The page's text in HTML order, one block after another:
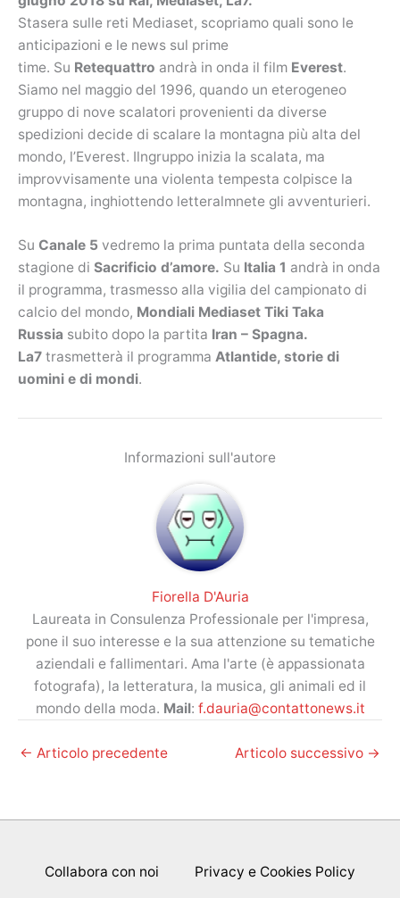
Stasera sulle reti Mediaset, scopriamo quali sono le
anticipazioni e le news sul prime
time. Su Retequattro andrà in onda il film Everest.
Siamo nel maggio del 1996, quando un eterogeneo
gruppo di nove scalatori provenienti da diverse
spedizioni decide di scalare la montagna più alta del
mondo, l’Everest. Ilngruppo inizia la scalata, ma
improvvisamente una violenta tempesta colpisce la
montagna, inghiottendo letteralmnete gli avventurieri.
Su Canale 5 vedremo la prima puntata della seconda
stagione di Sacrificio d’amore. Su Italia 1 andrà in onda
il programma, trasmesso alla vigilia del campionato di
calcio del mondo, Mondiali Mediaset Tiki Taka
Russia subito dopo la partita Iran – Spagna.
La7 trasmetterà il programma Atlantide, storie di
uomini e di mondi.
Informazioni sull'autore
Fiorella D'Auria
Laureata in Consulenza Professionale per l'impresa,
pone il suo interesse e la sua attenzione su tematiche
aziendali e fallimentari. Ama l'arte (è appassionata
fotografa), la letteratura, la musica, gli animali ed il
mondo della moda. Mail: f.dauria@contattonews.it
← Articolo precedente Articolo successivo →
Collabora con noi Privacy e Cookies Policy